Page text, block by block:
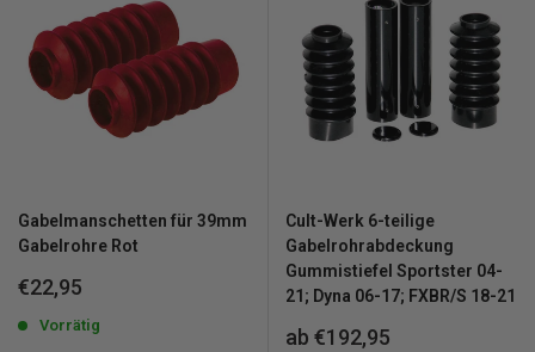
Gabelmanschetten für 39mm
Gabelrohre Rot
Sonderpreis
€22,95
Vorrätig
Cult-Werk 6-teilige
Gabelrohrabdeckung
Gummistiefel Sportster 04-
21; Dyna 06-17; FXBR/S 18-21
Sonderpreis
ab €192,95